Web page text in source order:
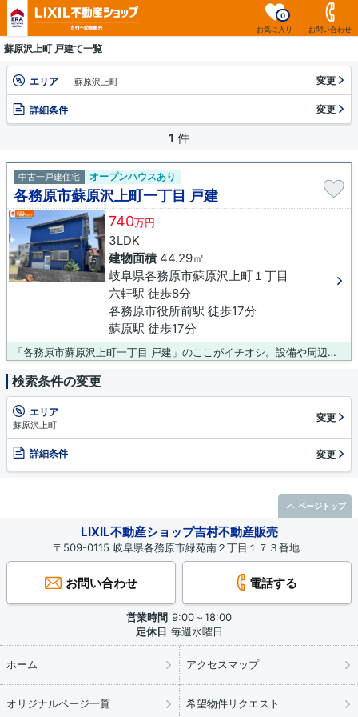
お気に入り
0
お問い合わせ
蘇原沢上町 戸建て一覧
エリア 蘇原沢上町 変更
詳細条件 変更
1 件
中古一戸建住宅 オープンハウスあり
各務原市蘇原沢上町一丁目 戸建
740万円
3LDK
建物面積44.29㎡
岐阜県各務原市蘇原沢上町１丁目
六軒駅 徒歩8分
各務原市役所前駅 徒歩17分
蘇原駅 徒歩17分
「各務原市蘇原沢上町一丁目 戸建」のここがイチオシ。設備や周辺環境が整っている中古戸建てはいかがでしょうか。駅徒歩8分の物件です。交通アクセスの充実性を求めるのであれば、吉村不動産販売株式会社で名鉄各務原線六軒周辺の物件を購入してはいかがでしょうか。
検索条件の変更
エリア
蘇原沢上町
変更
詳細条件 変更
LIXIL不動産ショップ吉村不動産販売
〒509-0115 岐阜県各務原市緑苑南２丁目１７３番地
お問い合わせ 電話する
営業時間 9:00～18:00
定休日 毎週水曜日
ホーム アクセスマップ
オリジナルページ一覧 希望物件リクエスト
ページトップ